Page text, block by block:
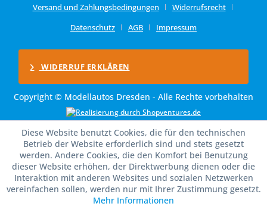
Versand und Zahlungsbedingungen
Widerrufsrecht
Datenschutz
AGB Impressum
WIDERRUF ERKLÄREN
Copyright © Modellautos Dresden - Alle Rechte vorbehalten
Diese Website benutzt Cookies, die für den technischen
Betrieb der Website erforderlich sind und stets gesetzt
werden. Andere Cookies, die den Komfort bei Benutzung
dieser Website erhöhen, der Direktwerbung dienen oder die
Interaktion mit anderen Websites und sozialen Netzwerken
vereinfachen sollen, werden nur mit Ihrer Zustimmung gesetzt.
Mehr Informationen